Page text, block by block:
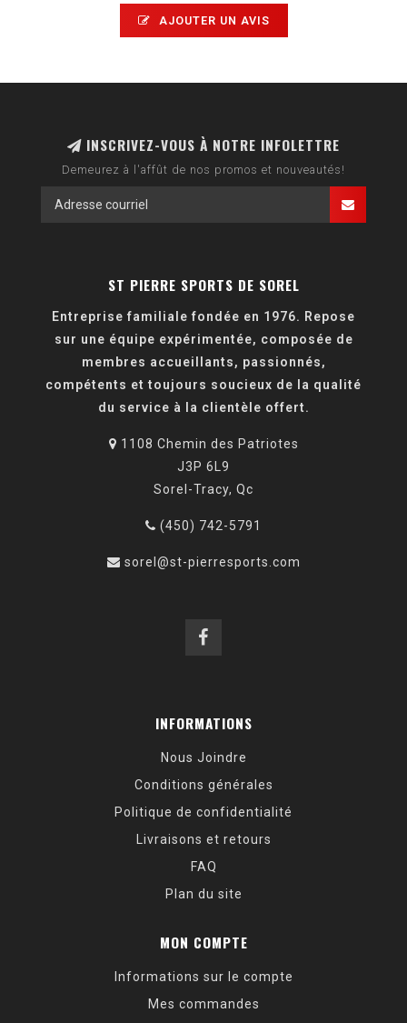
AJOUTER UN AVIS
INSCRIVEZ-VOUS À NOTRE INFOLETTRE
Demeurez à l'affût de nos promos et nouveautés!
ST PIERRE SPORTS DE SOREL
Entreprise familiale fondée en 1976. Repose
sur une équipe expérimentée, composée de
membres accueillants, passionnés,
compétents et toujours soucieux de la qualité
du service à la clientèle offert.
1108 Chemin des Patriotes
J3P 6L9
Sorel-Tracy, Qc
(450) 742-5791
sorel@st-pierresports.com
INFORMATIONS
Nous Joindre
Conditions générales
Politique de confidentialité
Livraisons et retours
FAQ
Plan du site
MON COMPTE
Informations sur le compte
Mes commandes